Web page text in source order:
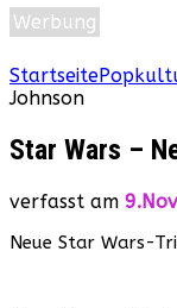
Werbung
Startseite
Johnson
Star Wars –
verfasst am
Neue Star Wars-